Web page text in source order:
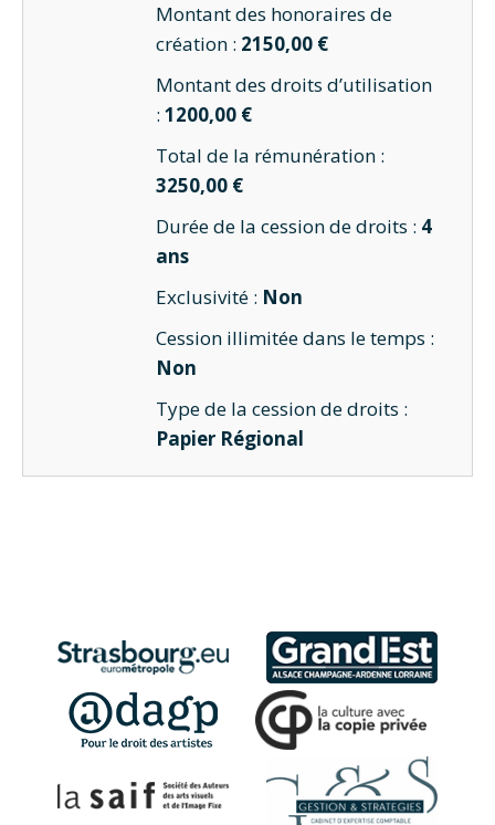
Montant des honoraires de
création : 2150,00 €
Montant des droits d’utilisation
:1200,00 €
Total de la rémunération :
3250,00 €
Durée de la cession de droits : 4
ans
Exclusivité : Non
Cession illimitée dans le temps :
Non
Type de la cession de droits :
Papier Régional